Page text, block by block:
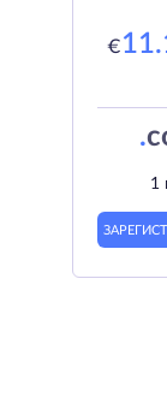
€
.
1